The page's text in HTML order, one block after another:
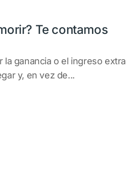
Te contamos
la ganancia o el ingreso extra
y, en vez de...